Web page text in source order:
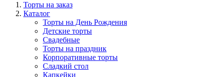
Торты на заказ
Каталог
Торты на День Рождения
Детские торты
Свадебные
Торты на праздник
Корпоративные торты
Сладкий стол
Капкейки